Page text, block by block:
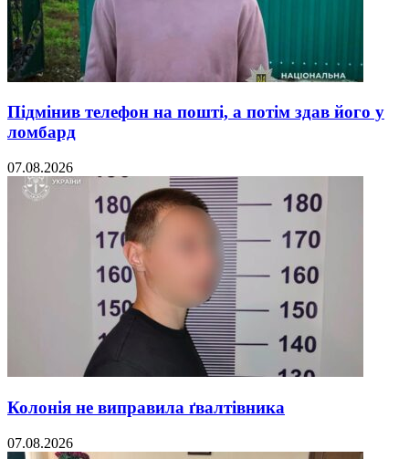
Підмінив телефон на пошті, а потім здав його у
ломбард
07.08.2026
Колонія не виправила ґвалтівника
07.08.2026